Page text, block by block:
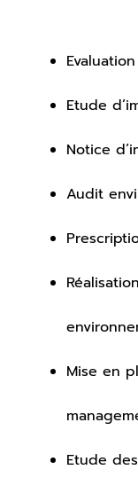
Etude
Notice
Audit
Mise en
Etude